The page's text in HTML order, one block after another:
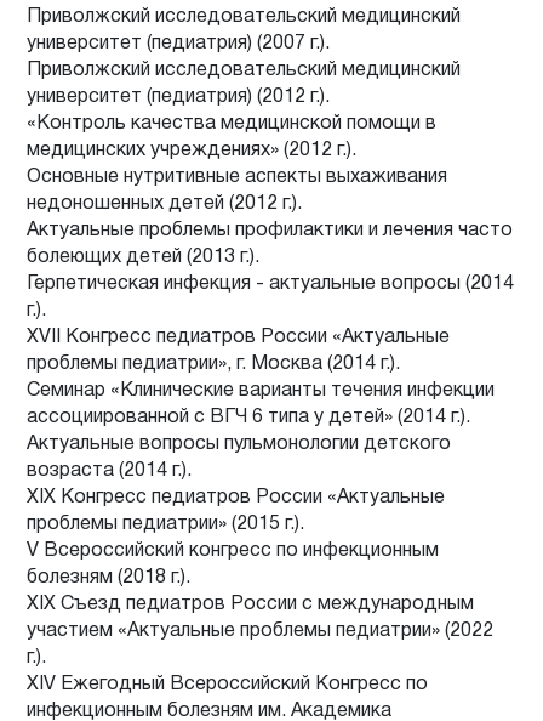
Приволжский исследовательский медицинский
университет (педиатрия) (2007 г.).
Приволжский исследовательский медицинский
университет (педиатрия) (2012 г.).
«Контроль качества медицинской помощи в
медицинских учреждениях» (2012 г.).
Основные нутритивные аспекты выхаживания
недоношенных детей (2012 г.).
Актуальные проблемы профилактики и лечения часто
болеющих детей (2013 г.).
Герпетическая инфекция - актуальные вопросы (2014
г.).
XVII Конгресс педиатров России «Актуальные
проблемы педиатрии», г. Москва (2014 г.).
Семинар «Клинические варианты течения инфекции
ассоциированной с ВГЧ 6 типа у детей» (2014 г.).
Актуальные вопросы пульмонологии детского
возраста (2014 г.).
ХIX Конгресс педиатров России «Актуальные
проблемы педиатрии» (2015 г.).
V Всероссийский конгресс по инфекционным
болезням (2018 г.).
ХIX Съезд педиатров России с международным
участием «Актуальные проблемы педиатрии» (2022
г.).
ХIV Ежегодный Всероссийский Конгресс по
инфекционным болезням им. Академика